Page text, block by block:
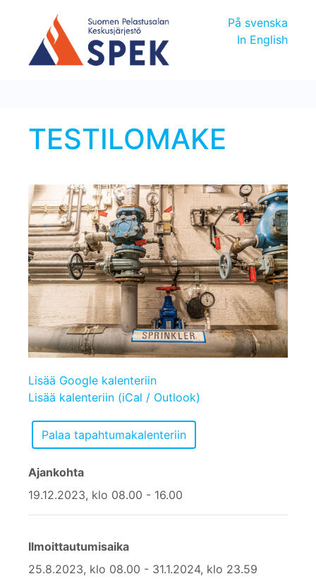
På svenska
In English
TESTILOMAKE
Lisää Google kalenteriin
Lisää kalenteriin (iCal / Outlook)
Ajankohta
19.12.2023, klo 08.00 - 16.00
Ilmoittautumisaika
25.8.2023, klo 08.00 - 31.1.2024, klo 23.59